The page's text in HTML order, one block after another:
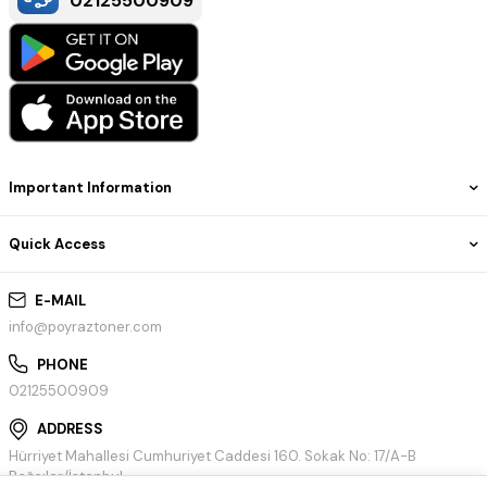
E-MAIL
info@poyraztoner.com
PHONE
02125500909
ADDRESS
Hürriyet Mahallesi Cumhuriyet Caddesi 160. Sokak No: 17/A-B
Bağcılar/İstanbul
Important Information
Quick Access